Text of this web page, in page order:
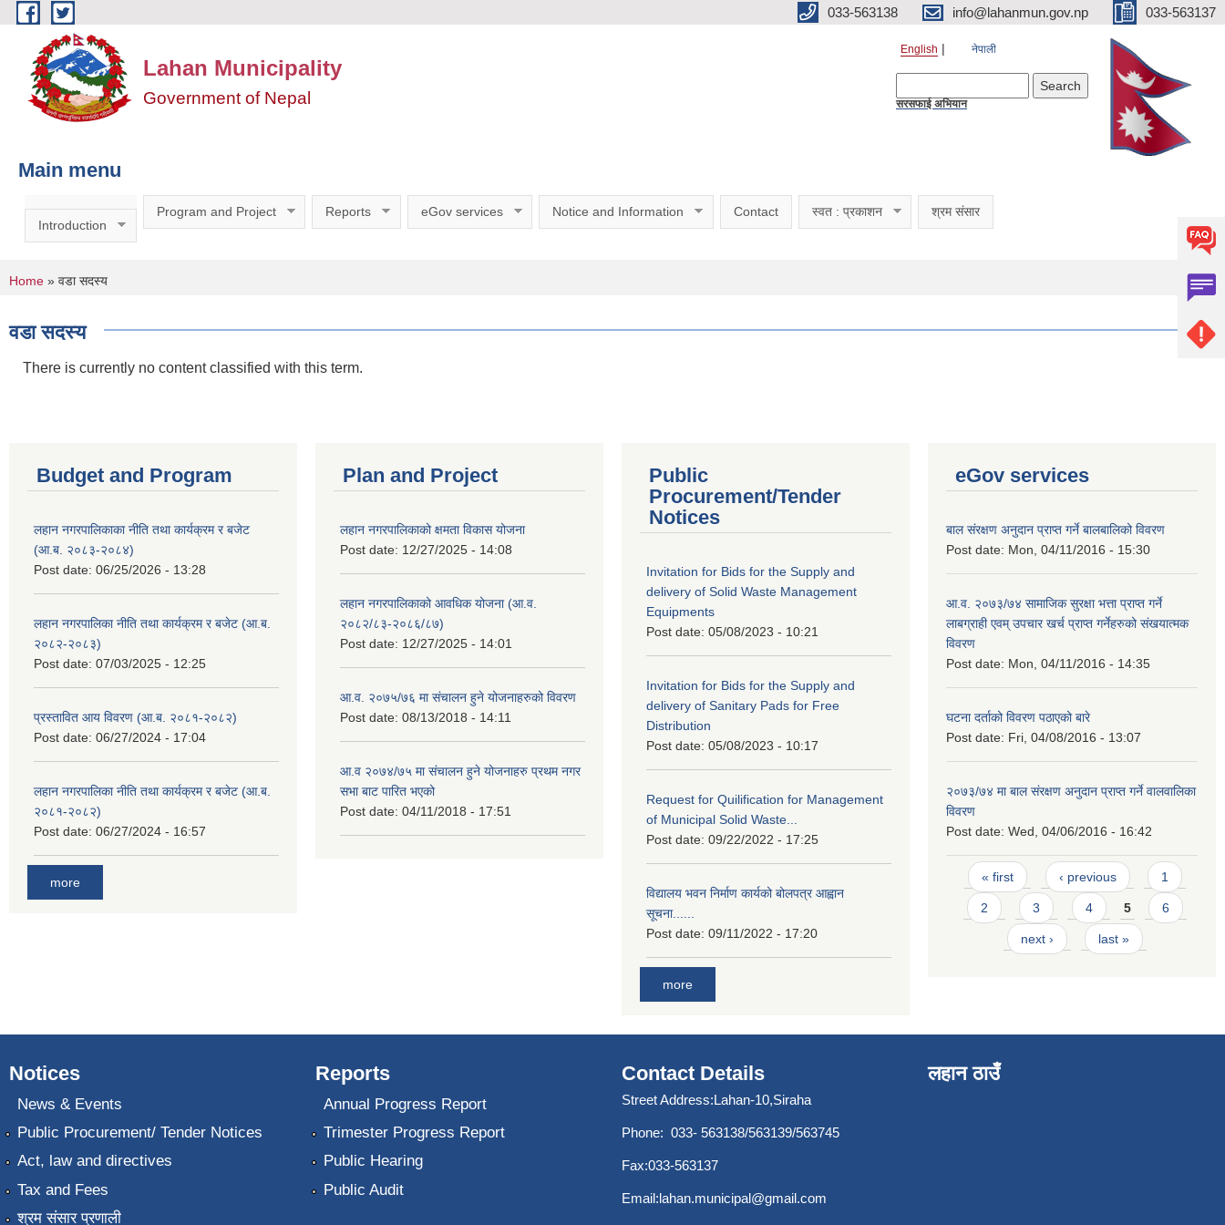
Skip to main content 033-563138 info@lahanmun.gov.np 033-563137
Lahan Municipality
Government of Nepal
English नेपाली
सरसफाई अभियान
Main menu
Introduction
Program and Project Reports eGov services Notice and Information Contact स्वत : प्रकाशन श्रम संसार
You are here
Home » वडा सदस्य
वडा सदस्य
There is currently no content classified with this term.
Budget and Program
लहान नगरपालिकाका नीति तथा कार्यक्रम र बजेट
(आ.ब. २०८३-२०८४)
Post date: 06/25/2026 - 13:28
लहान नगरपालिका नीति तथा कार्यक्रम र बजेट (आ.ब.
२०८२-२०८३)
Post date: 07/03/2025 - 12:25
प्रस्तावित आय विवरण (आ.ब. २०८१-२०८२)
Post date: 06/27/2024 - 17:04
लहान नगरपालिका नीति तथा कार्यक्रम र बजेट (आ.ब.
२०८१-२०८२)
Post date: 06/27/2024 - 16:57
more
Plan and Project
लहान नगरपालिकाको क्षमता विकास योजना
Post date: 12/27/2025 - 14:08
लहान नगरपालिकाको आवधिक योजना (आ.व.
२०८२/८३-२०८६/८७)
Post date: 12/27/2025 - 14:01
आ.व. २०७५/७६ मा संचालन हुने योजनाहरुको विवरण
Post date: 08/13/2018 - 14:11
आ.व २०७४/७५ मा संचालन हुने योजनाहरु प्रथम नगर
सभा बाट पारित भएको
Post date: 04/11/2018 - 17:51
Public
Procurement/Tender
Notices
Invitation for Bids for the Supply and
delivery of Solid Waste Management
Equipments
Post date: 05/08/2023 - 10:21
Invitation for Bids for the Supply and
delivery of Sanitary Pads for Free
Distribution
Post date: 05/08/2023 - 10:17
Request for Quilification for Management
of Municipal Solid Waste...
Post date: 09/22/2022 - 17:25
विद्यालय भवन निर्माण कार्यको बोलपत्र आह्वान
सूचना......
Post date: 09/11/2022 - 17:20
more
eGov services
बाल संरक्षण अनुदान प्राप्त गर्ने बालबालिको विवरण
Post date: Mon, 04/11/2016 - 15:30
आ.व. २०७३/७४ सामाजिक सुरक्षा भत्ता प्राप्त गर्ने
लाबग्राही एवम् उपचार खर्च प्राप्त गर्नेहरुको संखयात्मक
विवरण
Post date: Mon, 04/11/2016 - 14:35
घटना दर्ताको विवरण पठाएको बारे
Post date: Fri, 04/08/2016 - 13:07
२०७३/७४ मा बाल संरक्षण अनुदान प्राप्त गर्ने वालवालिका
विवरण
Post date: Wed, 04/06/2016 - 16:42
Pages
« first ‹ previous 1
2 3 4 5 6
next › last »
Notices
News & Events
Public Procurement/ Tender Notices
Act, law and directives
Tax and Fees
श्रम संसार प्रणाली
Reports
Annual Progress Report
Trimester Progress Report
Public Hearing
Public Audit
Contact Details
Street Address:Lahan-10,Siraha
Phone: 033- 563138/563139/563745
Fax:033-563137
Email:lahan.municipal@gmail.com
लहान ठाउँ